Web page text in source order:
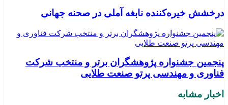
درخشش خیره‌کننده نابغه آملی در صحنه جهانی
پنجمین جشنواره پژوهشگران برتر و منتخب شرکت
فناوری و مهندسی پرتو صنعت طلایی
اخبار مشابه